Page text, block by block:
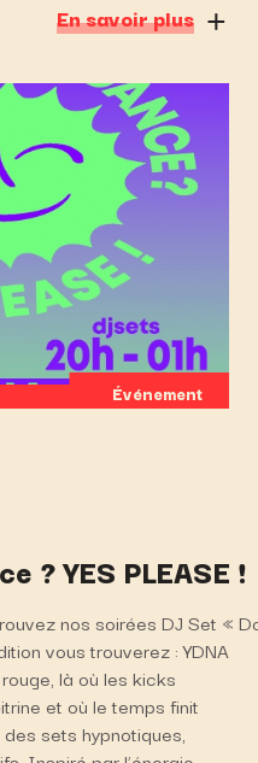
En savoir plus
Événement
? YES PLEASE !
nos soirées DJ Set «
vous trouverez : YDNA
là où les kicks
et où le temps finit
sets hypnotiques,